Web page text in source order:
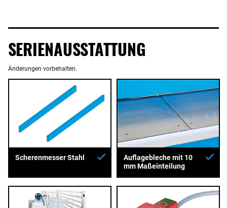
SERIENAUSSTATTUNG
Änderungen vorbehalten.
Scherenmesser Stahl
Auflagebleche mit 10
mm Maßeinteilung